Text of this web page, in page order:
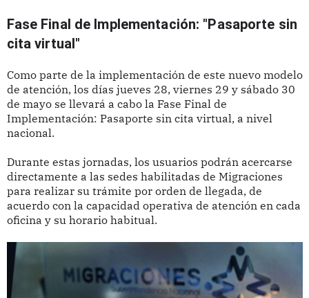
Fase Final de Implementación: "Pasaporte sin
cita virtual"
Como parte de la implementación de este nuevo modelo
de atención, los días jueves 28, viernes 29 y sábado 30
de mayo se llevará a cabo la Fase Final de
Implementación: Pasaporte sin cita virtual, a nivel
nacional.
Durante estas jornadas, los usuarios podrán acercarse
directamente a las sedes habilitadas de Migraciones
para realizar su trámite por orden de llegada, de
acuerdo con la capacidad operativa de atención en cada
oficina y su horario habitual.